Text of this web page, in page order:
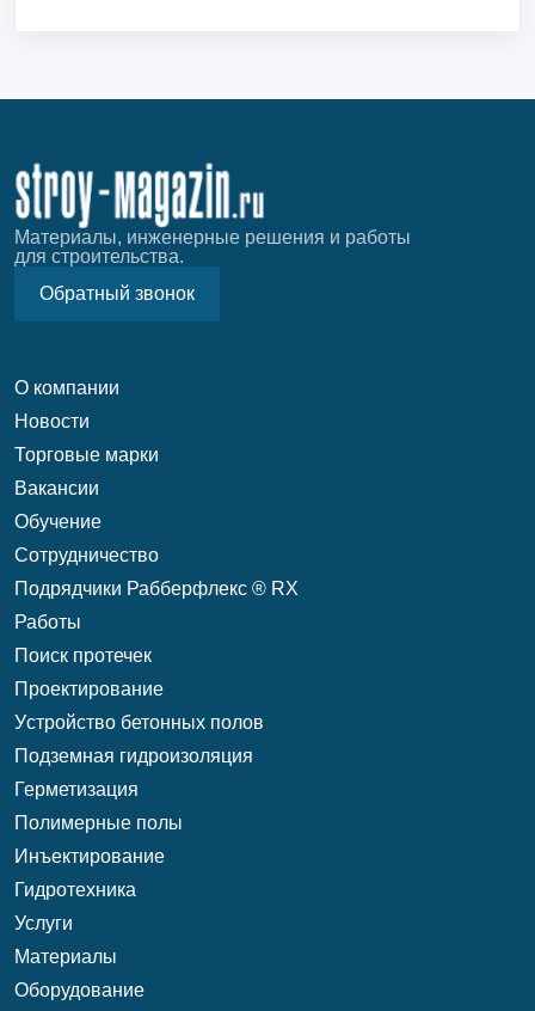
Материалы, инженерные решения и работы
для строительства.
Обратный звонок
О компании
Новости
Торговые марки
Вакансии
Обучение
Сотрудничество
Подрядчики Рабберфлекс ® RX
Работы
Поиск протечек
Проектирование
Уcтройство бетонных полов
Подземная гидроизоляция
Герметизация
Полимерные полы
Инъектирование
Гидротехника
Услуги
Материалы
Оборудование